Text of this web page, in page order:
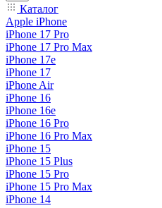
Каталог
Apple iPhone
iPhone 17 Pro
iPhone 17 Pro Max
iPhone 17e
iPhone 17
iPhone Air
iPhone 16
iPhone 16e
iPhone 16 Pro
iPhone 16 Pro Max
iPhone 15
iPhone 15 Plus
iPhone 15 Pro
iPhone 15 Pro Max
iPhone 14